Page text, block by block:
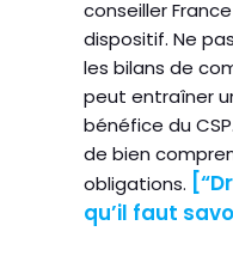
conseiller
dispositif. Ne
les bilans de
peut entraîner
bénéfice du
de bien
obligations.
qu’il faut